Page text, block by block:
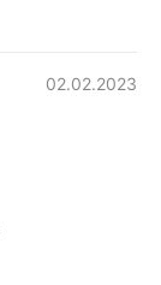
02.02.2023